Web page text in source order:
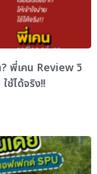
พี่เคน Review วิ
ช้ได้จริง!!